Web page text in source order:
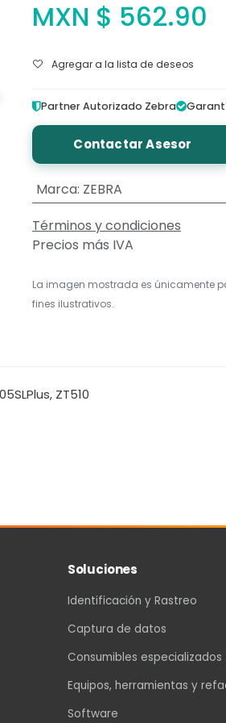
MXN $ 562.90
Agregar a la lista de deseos
Partner Autorizado Zebra
Contactar Asesor
Marca: ZEBRA
Términos y condiciones
Precios más IVA
La imagen mostrada es únicamente
fines ilustrativos.
ZT510
Soluciones
Identificación y Rastreo
Captura de datos
Consumibles especializados
Equipos, herramientas y
Software